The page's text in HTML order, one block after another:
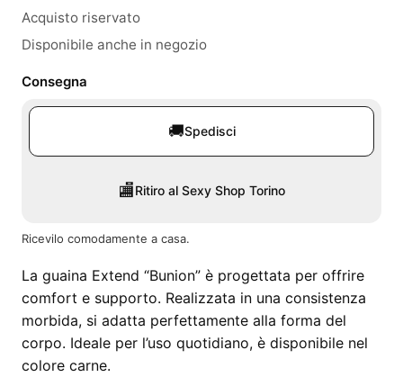
Acquisto riservato
Disponibile anche in negozio
Consegna
🚚Spedisci
🏬Ritiro al Sexy Shop Torino
Ricevilo comodamente a casa.
La guaina Extend “Bunion” è progettata per offrire
comfort e supporto. Realizzata in una consistenza
morbida, si adatta perfettamente alla forma del
corpo. Ideale per l’uso quotidiano, è disponibile nel
colore carne.